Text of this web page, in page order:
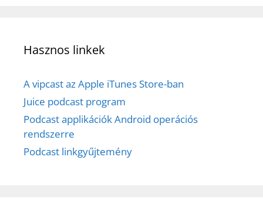
Hasznos linkek
A vipcast az Apple iTunes Store-ban
Juice podcast program
Podcast applikációk Android operációs
rendszerre
Podcast linkgyűjtemény